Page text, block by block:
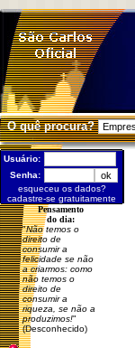
O quê procura?
Usuário:
Senha:
esqueceu os dados?
cadastre-se gratuitamente
Pensamento
do dia:
"Não temos o
direito de
consumir a
felicidade se não
a criarmos: como
não temos o
direito de
consumir a
riqueza, se não a
produzimos!"
(Desconhecido)